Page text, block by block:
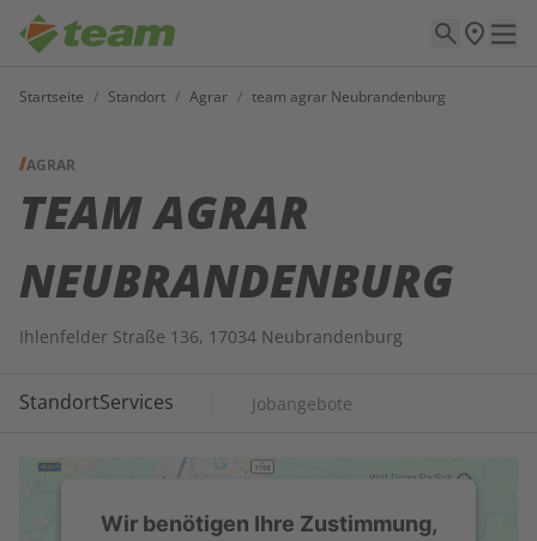
Startseite / Standort / Agrar / team agrar Neubrandenburg
AGRAR
TEAM AGRAR
NEUBRANDENBURG
Ihlenfelder Straße 136, 17034 Neubrandenburg
StandortServices Jobangebote
Wir benötigen Ihre Zustimmung,